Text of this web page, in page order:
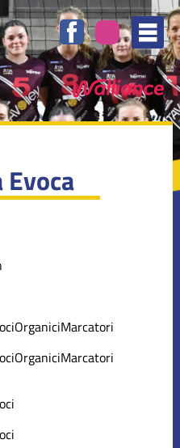
OrganiciMarcatori
OrganiciMarcatori